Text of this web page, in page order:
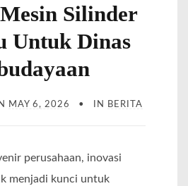
Silinder
Untuk Dinas
MAY 6, 2026 IN BERITA
perusahaan, inovasi
menjadi kunci untuk